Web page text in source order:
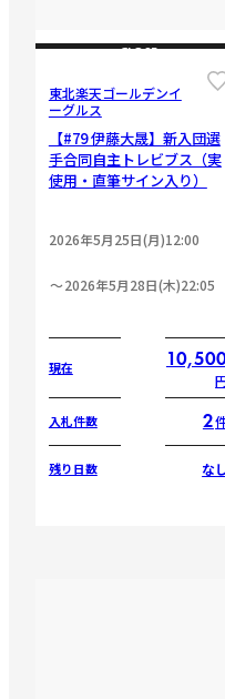
CLOSE
東北楽天ゴールデンイ
ーグルス
【#79 伊藤大晟】新入団選
手合同自主トレビブス（実
使用・直筆サイン入り）
2026年5月25日(月)12:00
2026年5月28日(木)22:05
現在
入札件数 2
残り日数 な